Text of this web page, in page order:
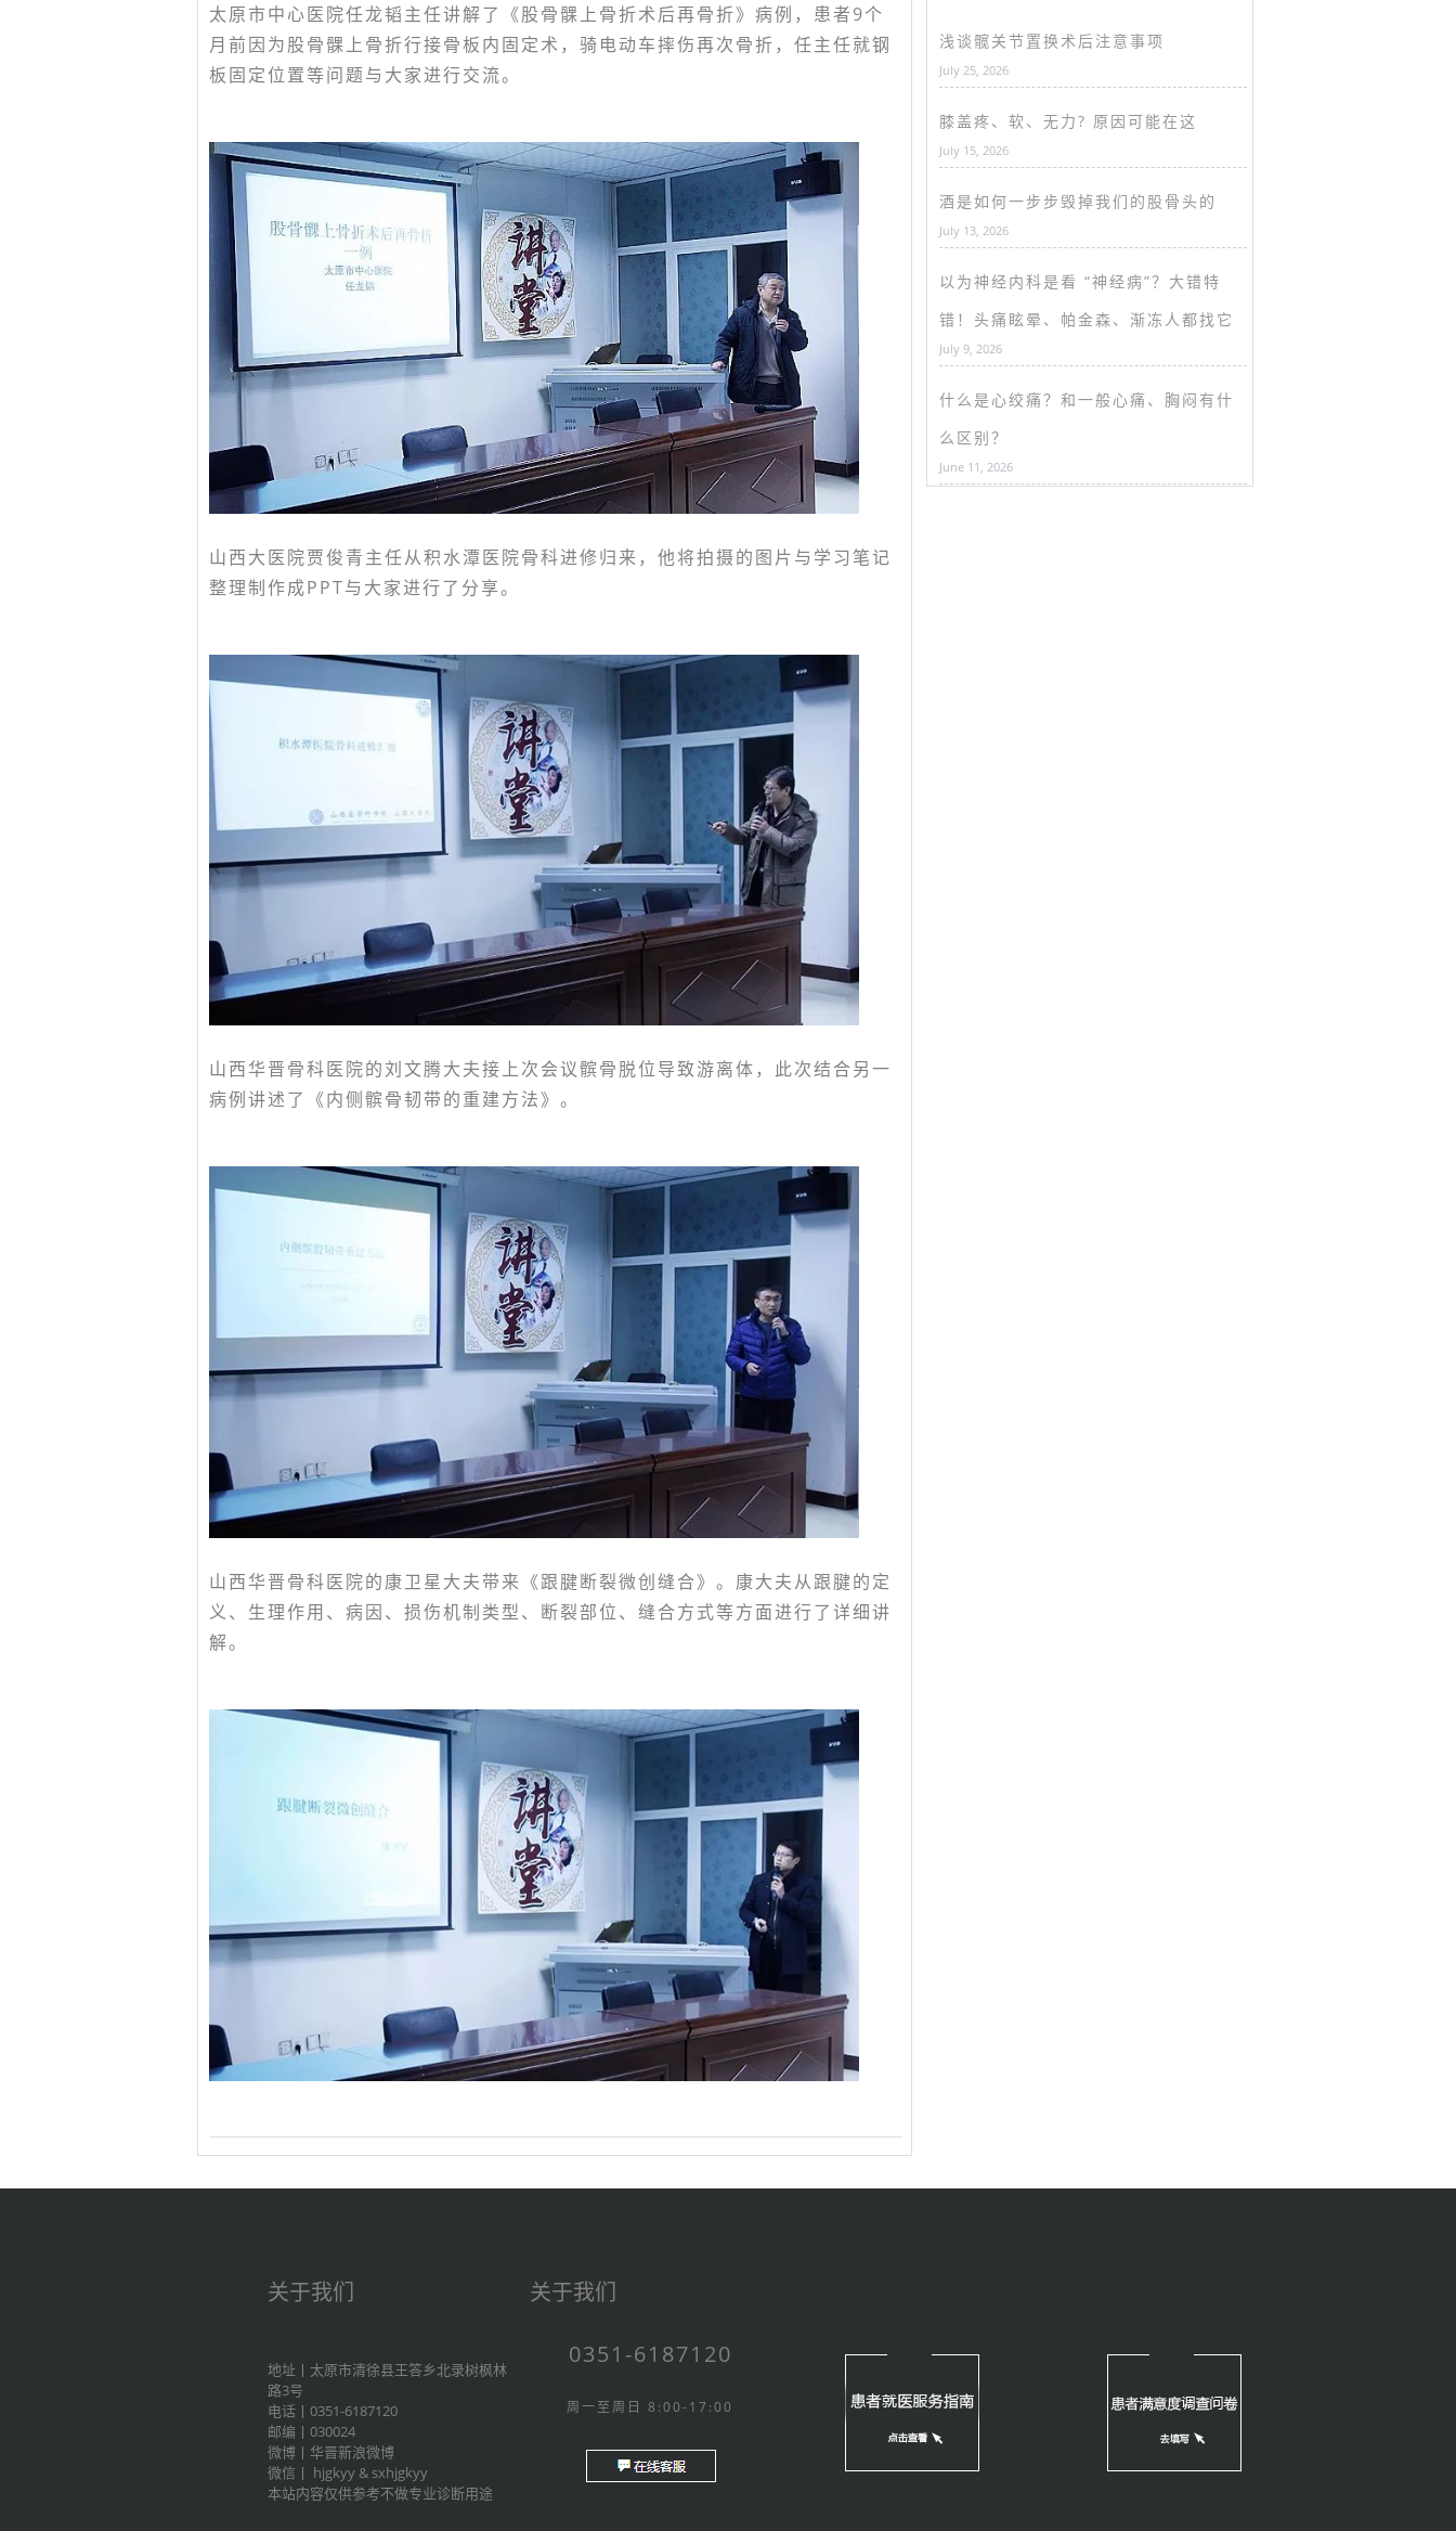
太原市中心医院任龙韬主任讲解了《股骨髁上骨折术后再骨折》病例，患者9个
月前因为股骨髁上骨折行接骨板内固定术，骑电动车摔伤再次骨折，任主任就钢
板固定位置等问题与大家进行交流。
山西大医院贾俊青主任从积水潭医院骨科进修归来，他将拍摄的图片与学习笔记
整理制作成PPT与大家进行了分享。
山西华晋骨科医院的刘文腾大夫接上次会议髌骨脱位导致游离体，此次结合另一
病例讲述了《内侧髌骨韧带的重建方法》。
山西华晋骨科医院的康卫星大夫带来《跟腱断裂微创缝合》。康大夫从跟腱的定
义、生理作用、病因、损伤机制类型、断裂部位、缝合方式等方面进行了详细讲
解。
浅谈髋关节置换术后注意事项
July 25, 2026
膝盖疼、软、无力? 原因可能在这
July 15, 2026
酒是如何一步步毁掉我们的股骨头的
July 13, 2026
以为神经内科是看 “神经病”？大错特
错！头痛眩晕、帕金森、渐冻人都找它
July 9, 2026
什么是心绞痛？和一般心痛、胸闷有什
么区别？
June 11, 2026
关于我们
地址丨太原市清徐县王答乡北录树枫林
路3号
电话丨0351-6187120
邮编丨030024
微博丨 华晋新浪微博
微信丨 hjgkyy & sxhjgkyy
本站内容仅供参考不做专业诊断用途
关于我们
0351-6187120
周一至周日 8:00-17:00